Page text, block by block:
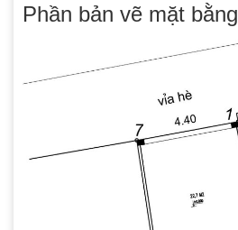
Phần bản vẽ mặt bằng